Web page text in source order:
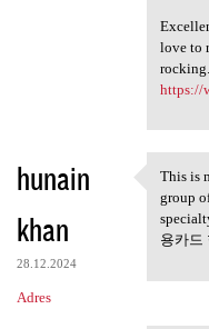
love to
https://
hunain
khan
28.12.2024
Adres
This is
This is
group
용카드